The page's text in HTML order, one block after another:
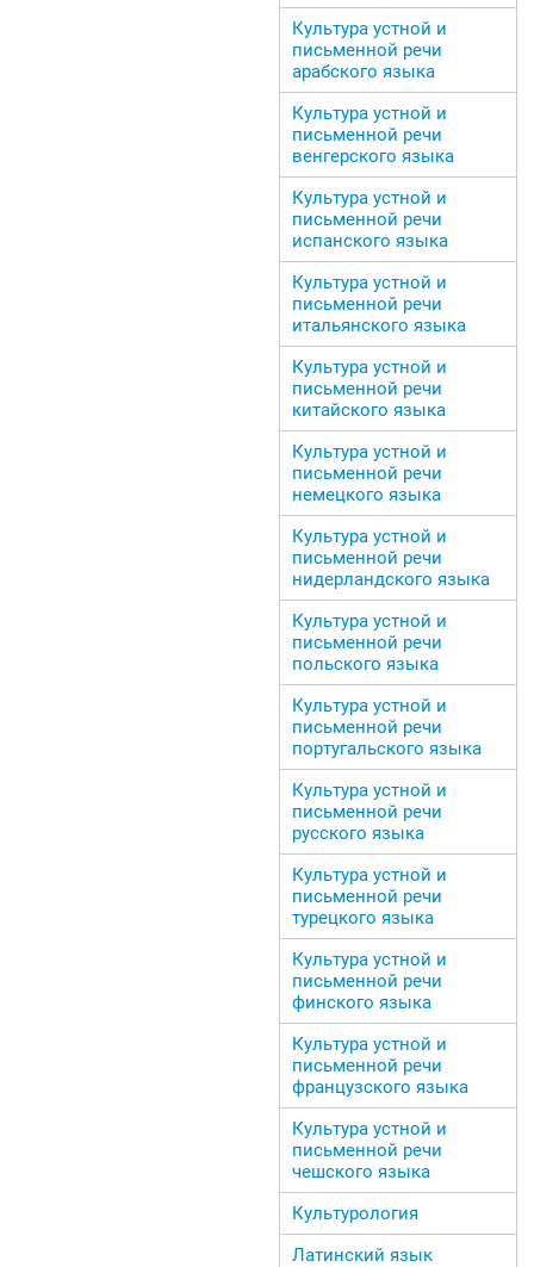
Культура устной и
письменной речи
арабского языка
Культура устной и
письменной речи
венгерского языка
Культура устной и
письменной речи
испанского языка
Культура устной и
письменной речи
итальянского языка
Культура устной и
письменной речи
китайского языка
Культура устной и
письменной речи
немецкого языка
Культура устной и
письменной речи
нидерландского языка
Культура устной и
письменной речи
польского языка
Культура устной и
письменной речи
португальского языка
Культура устной и
письменной речи
русского языка
Культура устной и
письменной речи
турецкого языка
Культура устной и
письменной речи
финского языка
Культура устной и
письменной речи
французского языка
Культура устной и
письменной речи
чешского языка
Культурология
Латинский язык